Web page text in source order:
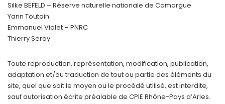
Silke BEFELD – Réserve naturelle nationale de Camargue
Yann Toutain
Emmanuel Vialet – PNRC
Thierry Seray
Toute reproduction, représentation, modification, publication,
adaptation et/ou traduction de tout ou partie des éléments du
site, quel que soit le moyen ou le procédé utilisé, est interdite,
sauf autorisation écrite préalable de CPIE Rhône-Pays d’Arles.